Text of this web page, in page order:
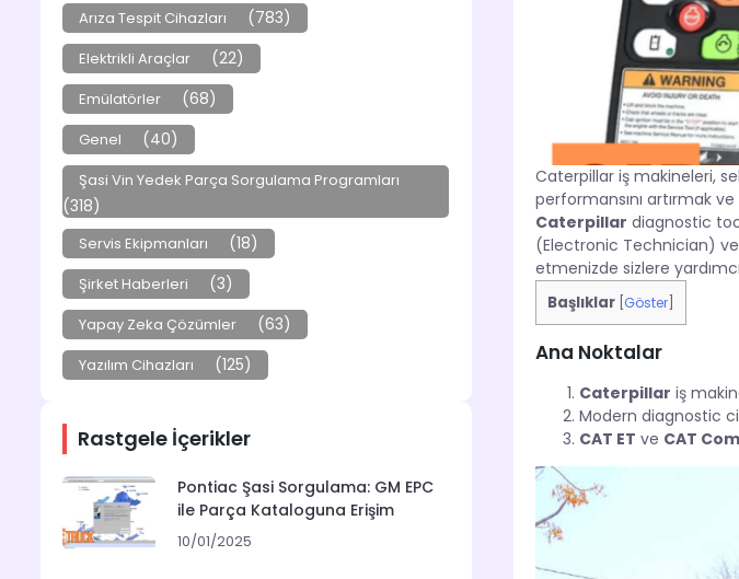
Arıza Tespit Cihazları (783)
Elektrikli Araçlar (22)
Emülatörler (68)
Genel (40)
Şasi Vin Yedek Parça Sorgulama Programları
(318)
Servis Ekipmanları (18)
Şirket Haberleri (3)
Yapay Zeka Çözümler (63)
Yazılım Cihazları (125)
Rastgele İçerikler
Pontiac Şasi Sorgulama: GM EPC
ile Parça Kataloguna Erişim
10/01/2025
Caterpillar iş makineleri,
performansını artırmak
Caterpillar diagnostic
(Electronic Technician) ve
etmenizde sizlere
Başlıklar Göster]
Ana Noktalar
Caterpillar iş
Modern diagnostic
CAT ET ve CAT